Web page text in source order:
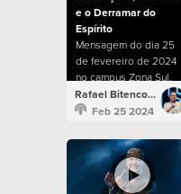
e o Derramar do
Espírito
Mensagem do dia 25
de fevereiro de 2024
no campus Zona Sul.
Rafael Bitencourt
Feb 25 2024